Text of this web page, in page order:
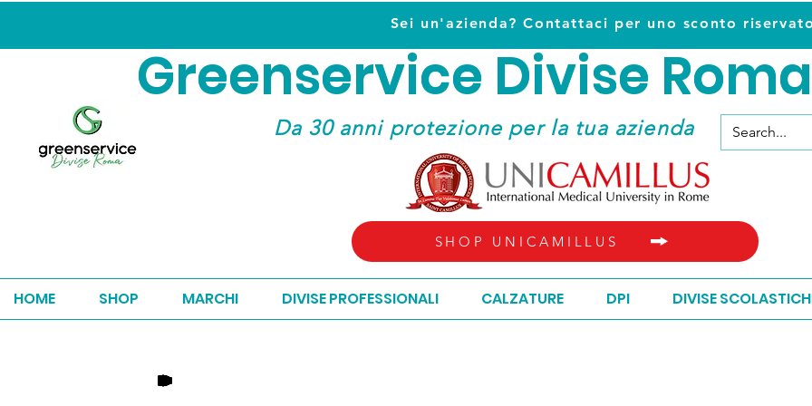
Sei un'azienda? Contattaci per uno sconto
Greenservice Divise
Da 30 anni protezione per la tua azienda
Greenservice Divise
SHOP UNICAMILLUS
HOME SHOP MARCHI DIVISE PROFESSIONALI CALZATURE DPI DIVISE